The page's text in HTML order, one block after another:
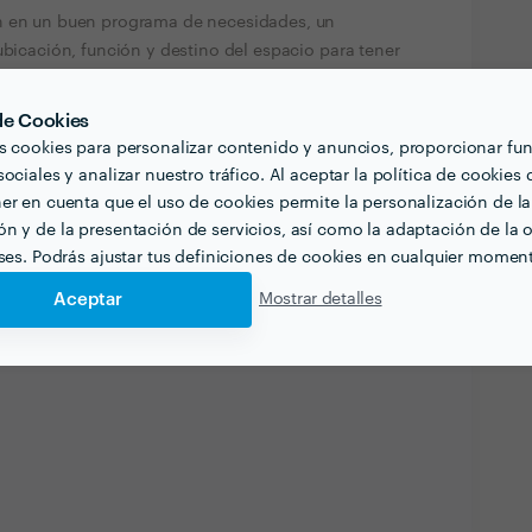
Cookies
cookies para personalizar contenido y anuncios, proporcionar
y analizar nuestro tráfico. Al aceptar la política de cookies
en cuenta que el uso de cookies permite la personalización de la
y de la presentación de servicios, así como la adaptación de la
Podrás ajustar tus definiciones de cookies en cualquier
Aceptar Mostrar detalles
en un buen programa de necesidades, un
función y destino del espacio para tener
espacios únicos que cubran y se adapten a las
y emane la esencia de cada uno de ellos.
atemporales, racionales, funcionales,
premisa principal, quiero hacer feliz a la
profesional Verificar disponibilidad